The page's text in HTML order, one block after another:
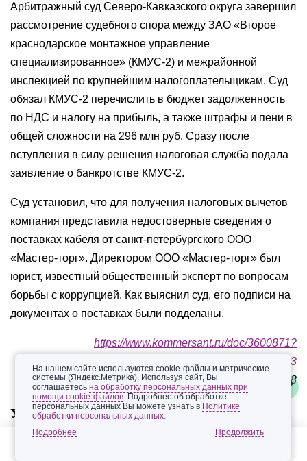
Арбитражный суд Северо-Кавказского округа завершил
рассмотрение судебного спора между ЗАО «Второе
краснодарское монтажное управление
специализированное» (КМУС-2) и межрайонной
инспекцией по крупнейшим налогоплательщикам. Суд
обязал КМУС-2 перечислить в бюджет задолженность
по НДС и налогу на прибыль, а также штрафы и пени в
общей сложности на 296 млн руб. Сразу после
вступления в силу решения налоговая служба подала
заявление о банкротстве КМУС-2.
Cуд установил, что для получения налоговых вычетов
компания представила недостоверные сведения о
поставках кабеля от санкт-петербургского ООО
«Мастер-торг». Директором ООО «Мастер-торг» был
юрист, известный общественный эксперт по вопросам
борьбы с коррупцией. Как выяснил суд, его подписи на
документах о поставках были подделаны.
https://www.kommersant.ru/doc/3600871?
query=%D0%BD%D0%B0%D0%BB%D0%BE%D0%B3
13.04.2018
УГОЛОВНОЕ ПРЕСЛЕДОВАНИЕ
На нашем сайте используются cookie-файлы и метрические
системы (Яндекс.Метрика). Используя сайт, Вы
соглашаетесьна обработку персональных данных при
помощи cookie-файлов. Подробнее об обработке
персональных данных Вы можете узнать в Политике
обработки персональных данных.
Подробнее